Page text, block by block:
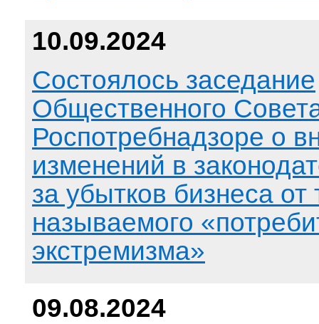
10.09.2024
Состоялось заседание
Общественного
Роспотребнадзоре о
изменений в
за убытков бизнеса от
называемого
экстремизма»
09.08.2024